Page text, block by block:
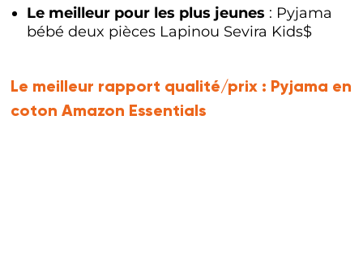
Le meilleur pour les plus jeunes : Pyjama
bébé deux pièces Lapinou Sevira Kids$
Le meilleur rapport qualité/prix : Pyjama en
coton Amazon Essentials